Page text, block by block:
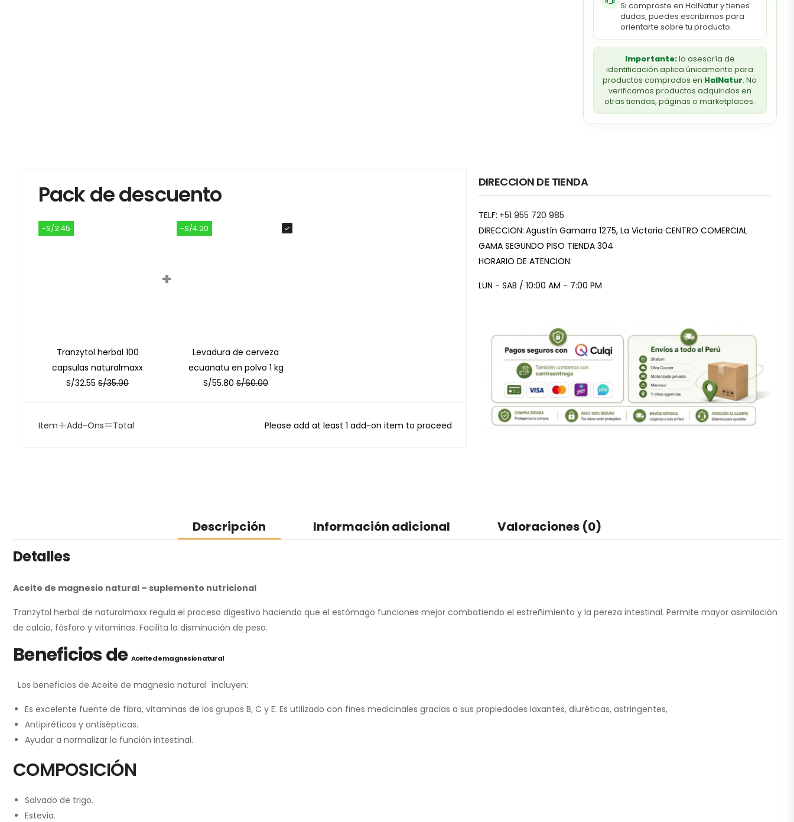
Si compraste en HalNatur y tienes
dudas, puedes escribirnos para
orientarte sobre tu producto.
Importante:la asesoría de
identificación aplica únicamente para
productos comprados en HalNatur. No
verificamos productos adquiridos en
otras tiendas, páginas o marketplaces.
Pack de descuento
-S/2.45
Tranzytol herbal 100
capsulas naturalmaxx
S/32.55 S/35.00
+
-S/4.20
Levadura de cerveza
ecuanatu en polvo 1 kg
S/55.80 S/60.00
Item+Add-Ons=Total Please add at least 1 add-on item to proceed
DIRECCION DE TIENDA
TELF: +51 955 720 985
DIRECCION: Agustín Gamarra 1275, La Victoria CENTRO COMERCIAL
GAMA SEGUNDO PISO TIENDA 304
HORARIO DE ATENCION:
LUN - SAB / 10:00 AM - 7:00 PM
Descripción Información adicional Valoraciones (0)
Detalles
Aceite de magnesio natural – suplemento nutricional
Tranzytol herbal de naturalmaxx regula el proceso digestivo haciendo que el estómago funciones mejor combatiendo el estreñimiento y la pereza intestinal. Permite mayor asimilación
de calcio, fósforo y vitaminas. Facilita la disminución de peso.
Beneficios de Aceite de magnesio natural
Los beneficios de Aceite de magnesio natural incluyen:
Es excelente fuente de fibra, vitaminas de los grupos B, C y E. Es utilizado con fines medicinales gracias a sus propiedades laxantes, diuréticas, astringentes,
Antipiréticos y antisépticas.
Ayudar a normalizar la función intestinal.
COMPOSICIÓN
Salvado de trigo.
Estevia.